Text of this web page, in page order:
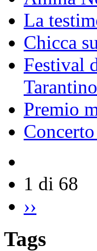
La
Chicca
Festival
Tarantino
Premio
1 di 68
››
Tags